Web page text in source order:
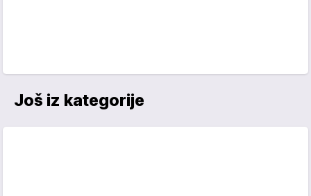
Još iz kategorije